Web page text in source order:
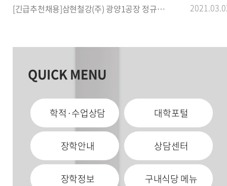
[긴급추천채용]삼현철강(주) 광양1공장 정규직(여자) 신입사원 추천 안내
QUICK MENU
학적·수업상담 대학포털
장학안내 상담센터
장학정보 구내식당 메뉴